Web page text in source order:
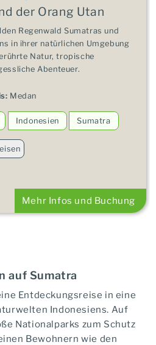
der Orang Utan
Regenwald Sumatras und
in ihrer natürlichen Umgebung
Natur, tropische
Abenteuer.
Medan
Indonesien Sumatra
Mehr Infos und Buchung
auf Sumatra
Entdeckungsreise in eine
Indonesiens. Auf
Nationalparks zum Schutz
Bewohnern wie den